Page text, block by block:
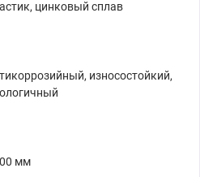
цинковый сплав
износостойкий,
мм